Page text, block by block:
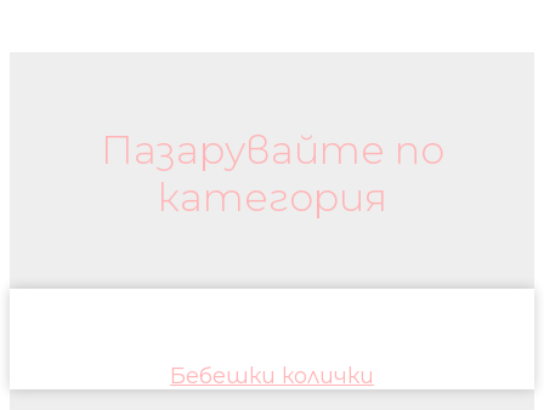
Пазарувайте по
категория
Бебешки колички